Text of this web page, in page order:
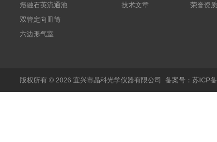
熔融石英流通池
双管定向皿筒
六边形气室
技术文章
荣誉资质
版权所有 © 2026 宜兴市晶科光学仪器有限公司 备案号：苏ICP